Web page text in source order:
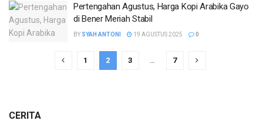
Pertengahan Agustus, Harga Kopi Arabika Gayo
di Bener Meriah Stabil
BY SYAH ANTONI 19 AGUSTUS 2025 0
1 2 3 … 7
CERITA